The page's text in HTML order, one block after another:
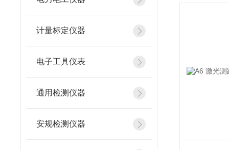
计量标定仪器
电子工具仪表
通用检测仪器
安规检测仪器